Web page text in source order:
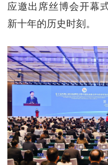
应邀出席丝博会开幕
新十年的历史时刻。